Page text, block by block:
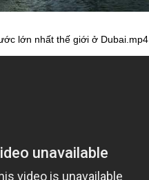
lớn nhất thế giới ở Dubai.mp4